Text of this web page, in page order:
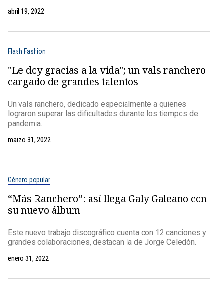
abril 19, 2022
Flash Fashion
"Le doy gracias a la vida"; un vals ranchero
cargado de grandes talentos
Un vals ranchero, dedicado especialmente a quienes
lograron superar las dificultades durante los tiempos de
pandemia.
marzo 31, 2022
Género popular
“Más Ranchero”: así llega Galy Galeano con
su nuevo álbum
Este nuevo trabajo discográfico cuenta con 12 canciones y
grandes colaboraciones, destacan la de Jorge Celedón.
enero 31, 2022